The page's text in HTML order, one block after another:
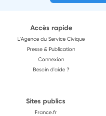
Accès rapide
L'Agence du Service Civique
Presse & Publication
Connexion
Besoin d'aide ?
Sites publics
France.fr